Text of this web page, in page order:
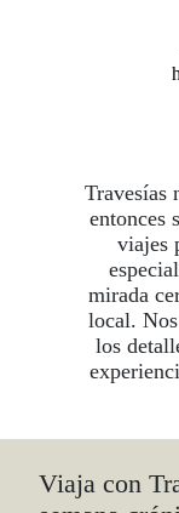
Viaja con
Travesías
entonces
viajes
mirada
local.
los